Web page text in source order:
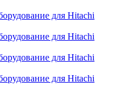
для Hitachi
для Hitachi
для Hitachi
для Hitachi